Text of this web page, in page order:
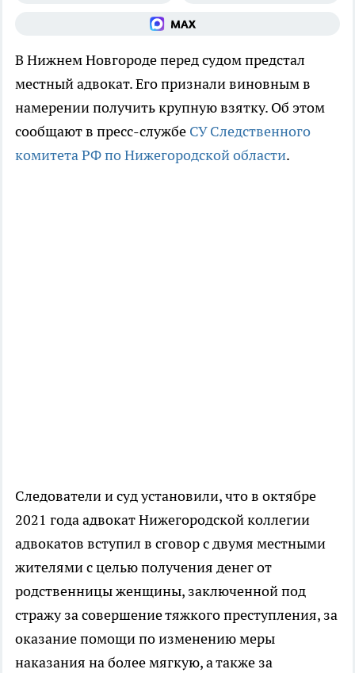
В Нижнем Новгороде перед судом предстал
местный адвокат. Его признали виновным в
намерении получить крупную взятку. Об этом
сообщают в пресс-службе СУ Следственного
комитета РФ по Нижегородской области.
Следователи и суд установили, что в октябре
2021 года адвокат Нижегородской коллегии
адвокатов вступил в сговор с двумя местными
жителями с целью получения денег от
родственницы женщины, заключенной под
стражу за совершение тяжкого преступления, за
оказание помощи по изменению меры
наказания на более мягкую, а также за